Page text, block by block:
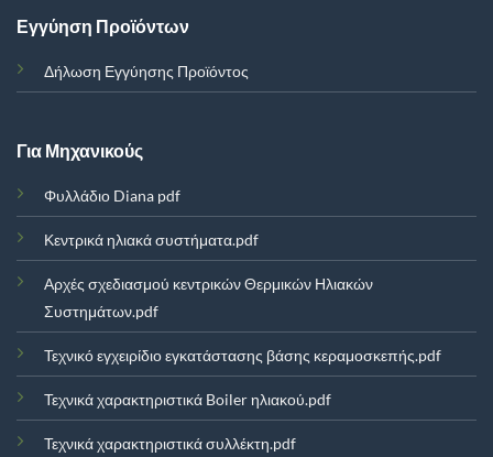
Εγγύηση Προϊόντων
Δήλωση Εγγύησης Προϊόντος
Για Μηχανικούς
Φυλλάδιο Diana pdf
Κεντρικά ηλιακά συστήματα.pdf
Αρχές σχεδιασμού κεντρικών Θερμικών Ηλιακών
Συστημάτων.pdf
Τεχνικό εγχειρίδιο εγκατάστασης βάσης κεραμοσκεπής.pdf
Τεχνικά χαρακτηριστικά Boiler ηλιακού.pdf
Τεχνικά χαρακτηριστικά συλλέκτη.pdf